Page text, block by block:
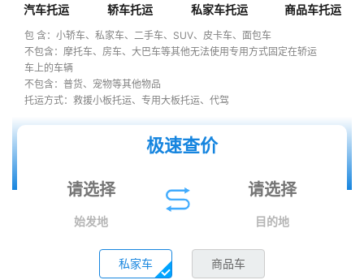
汽车托运 轿车托运 私家车托运 商品车托运
包 含：小轿车、私家车、二手车、SUV、皮卡车、面包车
不包含：摩托车、房车、大巴车等其他无法使用专用方式固定在轿运
车上的车辆
不包含：普货、宠物等其他物品
托运方式：救援小板托运、专用大板托运、代驾
极速查价
始发地 目的地
私家车 商品车